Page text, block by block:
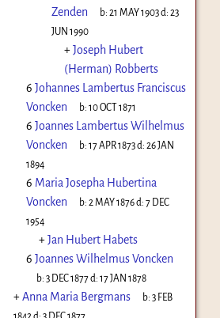
Zenden
b:21 MAY 1903d:23
JUN 1990
+Joseph Hubert
(Herman) Robberts
6 Johannes Lambertus Franciscus
Voncken
b:10 OCT 1871
6 Joannes Lambertus Wilhelmus
Voncken
b:17 APR 1873d:26 JAN
1894
6 Maria Josepha Hubertina
Voncken
b:2 MAY 1876d:7 DEC
1954
+Jan Hubert Habets
6 Joannes Wilhelmus Voncken
b:3 DEC 1877d:17 JAN 1878
+Anna Maria Bergmans b:3 FEB